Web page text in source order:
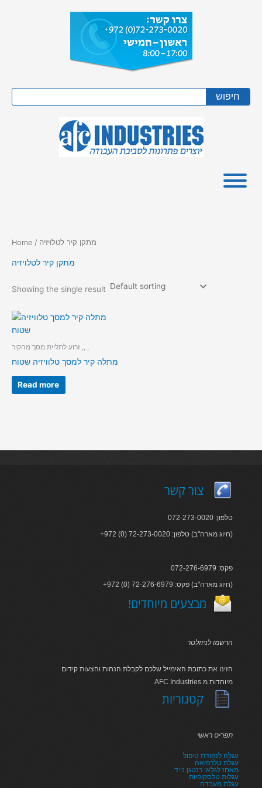
חיפוש
Home / מתקן קיר לטלויזיה
מתקן קיר לטלויזיה
Showing the single result
זרוע לתליית מסך מהקיר ,, ,
מתלה קיר למסך טלוויזיה שטוח
Read more
צור קשר
טלפון: 072-273-0020
+972 (0) 72-273-0020 :חיוג מארה"ב) טלפון)
פקס: 072-276-6979
+972 (0) 72-276-6979 :חיוג מארה"ב) פקס)
!מבצעים מיוחדים
הרשמו לניוזלטר
הזינו את כתובת האימייל שלכם לקבלת הנחות והצעות קידום
AFC Industries מיוחדות מ
קטגוריות
תפריט ראשי
עגלה לנקודת טיפול
עגלת טלרפואה
מאחז לגלאי רנטגן נייד
עגלות טלסקופיות
עגלת מעבדה